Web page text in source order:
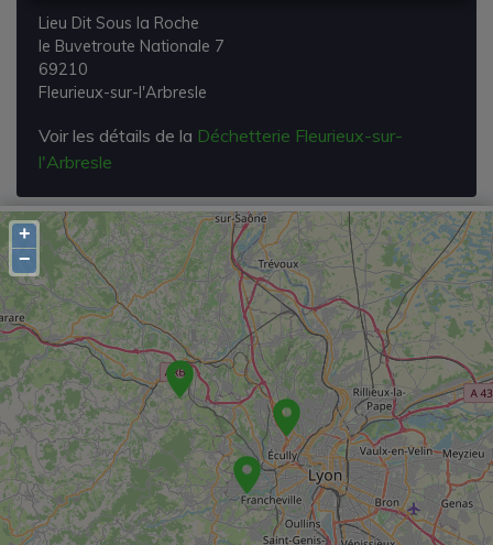
Lieu Dit Sous la Roche
le Buvetroute Nationale 7
69210
Fleurieux-sur-l'Arbresle
Voir les détails de la Déchetterie Fleurieux-sur-
l'Arbresle
+
−